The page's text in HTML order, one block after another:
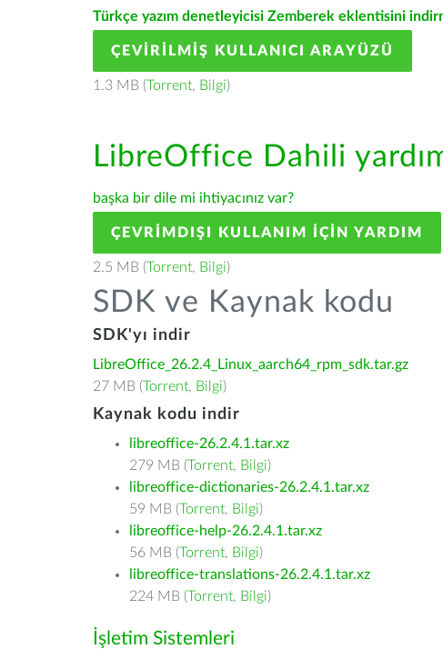
Türkçe yazım denetleyicisi Zemberek eklentisini
ÇEVIRILMIŞ KULLANICI ARAYÜZÜ
1.3 MB (Torrent, Bilgi)
LibreOffice Dahili
başka bir dile mi ihtiyacınız var?
ÇEVRIMDIŞI KULLANIM IÇIN YARDIM
2.5 MB (Torrent, Bilgi)
SDK ve Kaynak kodu
SDK'yı indir
LibreOffice_26.2.4_Linux_aarch64_rpm_sdk.tar.gz
27 MB (Torrent, Bilgi)
Kaynak kodu indir
libreoffice-26.2.4.1.tar.xz
279 MB (Torrent, Bilgi)
libreoffice-dictionaries-26.2.4.1.tar.xz
59 MB (Torrent, Bilgi)
libreoffice-help-26.2.4.1.tar.xz
56 MB (Torrent, Bilgi)
libreoffice-translations-26.2.4.1.tar.xz
224 MB (Torrent, Bilgi)
İşletim Sistemleri